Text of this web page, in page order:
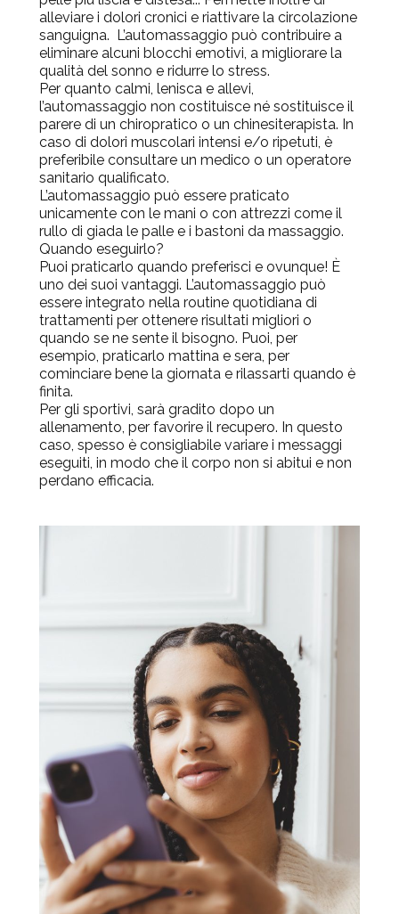
alleviare i dolori cronici e riattivare la circolazione
sanguigna. L’automassaggio può contribuire a
eliminare alcuni blocchi emotivi, a migliorare la
qualità del sonno e ridurre lo stress.
Per quanto calmi, lenisca e allevi,
l’automassaggio non costituisce né sostituisce il
parere di un chiropratico o un chinesiterapista. In
caso di dolori muscolari intensi e/o ripetuti, è
preferibile consultare un medico o un operatore
sanitario qualificato.
L’automassaggio può essere praticato
unicamente con le mani o con attrezzi come il
rullo di giada le palle e i bastoni da massaggio.
Quando eseguirlo?
Puoi praticarlo quando preferisci e ovunque! È
uno dei suoi vantaggi. L’automassaggio può
essere integrato nella routine quotidiana di
trattamenti per ottenere risultati migliori o
quando se ne sente il bisogno. Puoi, per
esempio, praticarlo mattina e sera, per
cominciare bene la giornata e rilassarti quando è
finita.
Per gli sportivi, sarà gradito dopo un
allenamento, per favorire il recupero. In questo
caso, spesso è consigliabile variare i messaggi
eseguiti, in modo che il corpo non si abitui e non
perdano efficacia.